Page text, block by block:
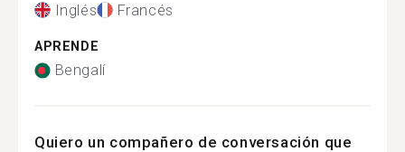
Inglés Francés
APRENDE
Bengalí
Quiero un compañero de conversación que